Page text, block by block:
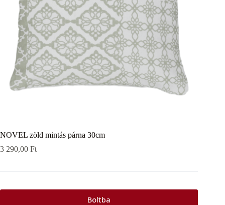
NOVEL zöld mintás párna 30cm
3 290,00 Ft
Boltba